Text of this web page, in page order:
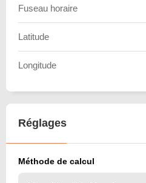
Fuseau horaire
Latitude
Longitude
Réglages
Méthode de calcul